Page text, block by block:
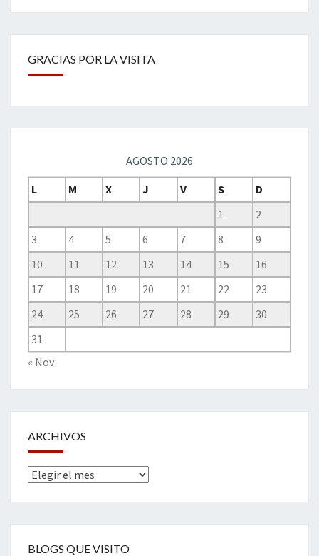
GRACIAS POR LA VISITA
AGOSTO 2026
L
M X J V S
D
1
2
3
4 5 6 7 8
9
10
11 12 13 14 15
16
17
18 19 20 21 22
23
24
25 26 27 28 29
30
31
« Nov
ARCHIVOS
Archivos
BLOGS QUE VISITO